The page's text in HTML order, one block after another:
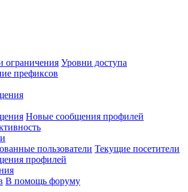
ограничения Уровни доступа
префиксов
Новые сообщения профилей
пользователи Текущие посетители
профилей
В помощь форуму